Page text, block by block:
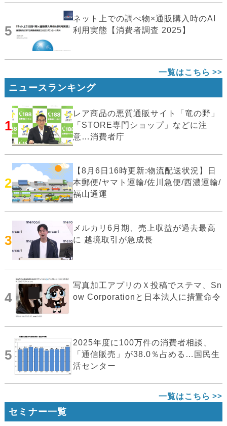
5
ネット上での調べ物×通販購入時のAI
利用実態【消費者調査 2025】
一覧はこちら
ニュースランキング
1
レア商品の悪質通販サイト「竜の野」
「STORE専門ショップ」などに注
意…消費者庁
2
【8月6日16時更新:物流配送状況】日
本郵便/ヤマト運輸/佐川急便/西濃運輸/
福山通運
3
メルカリ6月期、売上収益が過去最高
に 越境取引が急成長
4
写真加工アプリのＸ投稿でステマ、Sn
ow Corporationと日本法人に措置命令
5
2025年度に100万件の消費者相談、
「通信販売」が38.0％占める…国民生
活センター
一覧はこちら
セミナー一覧